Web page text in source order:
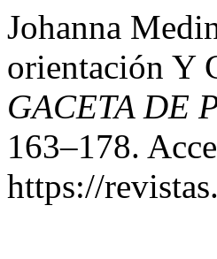
Johanna
orientación Y
GACETA DE
163–178.
https://